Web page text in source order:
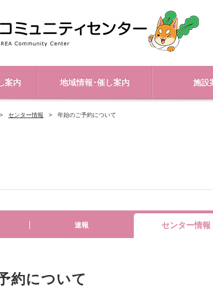
案内 地域情報･催し案内 施設
センター情報 年始のご予約について
速報 センター情報
約について